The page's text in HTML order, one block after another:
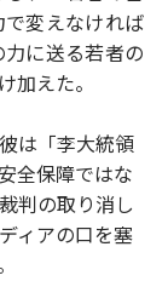
変えなければ
に送る若者の
加えた。
は「李大統領
全保障ではな
判の取り消し
ィアの口を塞